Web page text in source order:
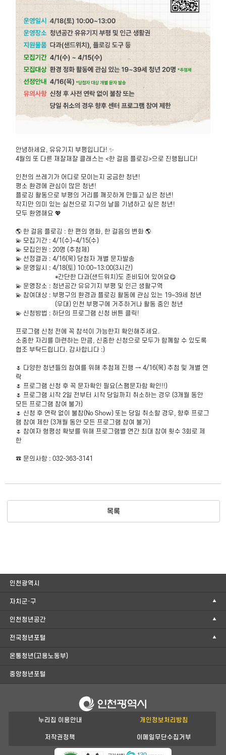
안녕하세요, 유유기지 부평입니다! ✨
4월의 또 다른 재잘재잘 클래스는 <한 걸음 플로깅>으로 진행됩니다!
인천의 쓰레기가 어디로 모이는지 궁금한 청년!
평소 환경에 관심이 많은 청년!
플로깅 활동으로 부평의 거리를 깨끗하게 만들고 싶은 청년!
작지만 의미 있는 실천으로 지구의 날을 기념하고 싶은 청년!
모두 환영해요 💖
🌎 한 걸음 플로깅 : 한 편의 영화, 한 걸음의 변화 🌎
💫 모집기간 : 4/1(수)~4/15(수)
💫 모집인원 : 20명 (추첨제)
💫 선정결과 : 4/16(목) 당첨자 개별 문자발송
💫 운영일시 : 4/18(토) 10:00~13:00(3시간)
*간단한 다과(샌드위치)도 준비되어 있어요😋
💫 운영장소 : 청년공간 유유기지 부평 및 인근 생활구역
💫 참여대상 : 부평구의 환경과 플로깅 활동에 관심 있는 19~39세 청년
(우대) 인천 부평구에 거주하거나 활동 중인 청년
💫 신청방법 : 하단의 프로그램 신청 버튼 클릭!
프로그램 신청 전에 꼭 참석이 가능한지 확인해주세요.
소중한 자리를 마련하는 만큼, 신중한 신청으로 모두가 함께할 수 있도록
협조 부탁드립니다. 감사합니다 :)
🌷 다양한 청년들의 참여를 위해 추첨제 진행 → 4/16(목) 추첨 및 개별 연
락
🌷 프로그램 신청 후 꼭 문자확인 필요(스팸문자함 확인!!)
🌷 프로그램 시작 2일 전부터 시작 당일까지 취소하는 경우 (3개월 동안
모든 프로그램 참여 불가)
🌷 신청 후 연락 없이 불참(No Show) 또는 당일 취소할 경우, 향후 프로그
램 참여 제한 (3개월 동안 모든 프로그램 참여 불가)
🌷 참여자 형평성 확보를 위해 프로그램별 연간 최대 참여 횟수 3회로 제
한
☎️ 문의사항 : 032-363-3141
목록
인천광역시
자치군·구
인천청년공간
전국청년포털
온통청년(고용노동부)
중앙청년포털
누리집 이용안내 개인정보처리방침
저작권정책 이메일무단수집거부